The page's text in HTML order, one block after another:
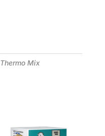
Thermo Mix